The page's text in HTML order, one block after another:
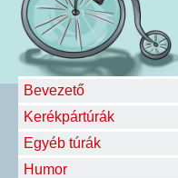
Bevezető
Kerékpártúrák
Egyéb túrák
Humor